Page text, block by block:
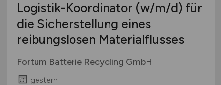
Logistik-Koordinator (w/m/d) für
die Sicherstellung eines
reibungslosen Materialflusses
Fortum Batterie Recycling GmbH
gestern